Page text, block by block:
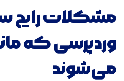
مشکلات رایج
وردپرسی که
می‌شوند